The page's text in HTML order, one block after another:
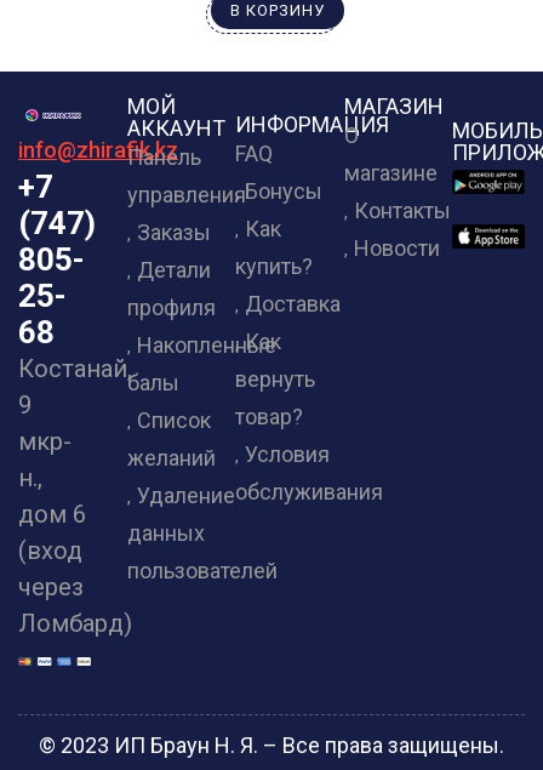
В КОРЗИНУ
info@zhirafik.kz
+7
(747)
805-
25-
68
Костанай,
9
мкр-
н.,
дом 6
(вход
через
Ломбард)
МОЙ
АККАУНТ
Панель
управления
Заказы
Детали
профиля
Накопленные
балы
Список
желаний
Удаление
данных
пользователей
ИНФОРМАЦИЯ
FAQ
Бонусы
Как
купить?
Доставка
Как
вернуть
товар?
Условия
обслуживания
МАГАЗИН
О
магазине
Контакты
Новости
© 2023 ИП Браун Н. Я. – Все права защищены.